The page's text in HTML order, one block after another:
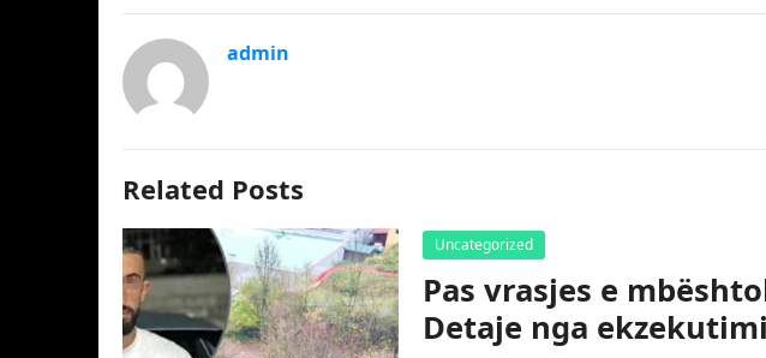
admin
Related Posts
Uncategorized
Pas vrasjes e
Detaje nga